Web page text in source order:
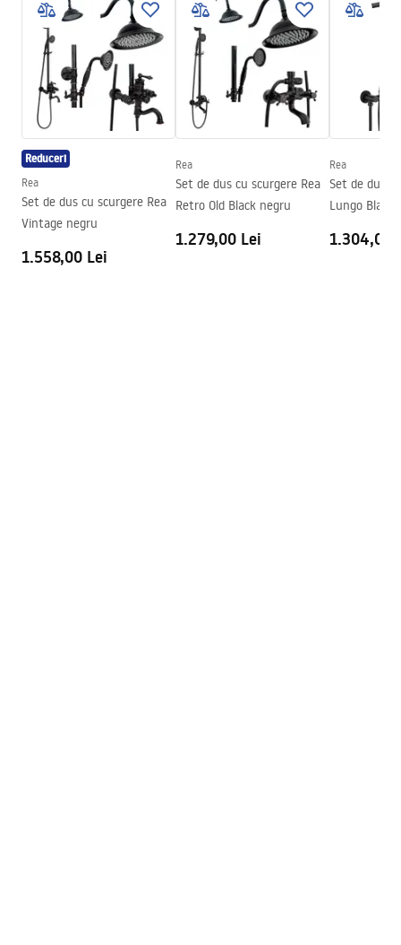
Culoare sticla
Transparent 8mm
Seria
Montaj
de cada sau de podea
Inaltime (mm)
1950mm
Directie cabina
Garantie
Acoperire Easy Clean
Da , pe o parte a geamului
Informații de siguranță
WARUNKI BEZPIECZENSTWA KABINY DRZWI
PARAWANY.pdf
Instrucțiuni de montaj
Instrukcja_monta__u___cianki_Flexi.pdf
Reduceri
Rea
Set de dus cu scurgere Rea
Vintage negru
1.558,00 Lei
Rea
Set de dus cu scurgere Rea
Retro Old Black negru
1.279,00 Lei
Rea
Set de dus
Lungo Black
1.304,00